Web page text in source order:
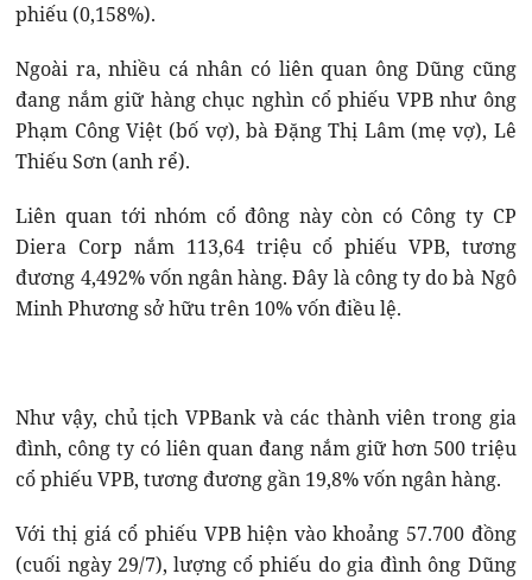
phiếu (0,158%).
Ngoài ra, nhiều cá nhân có liên quan ông Dũng cũng
đang nắm giữ hàng chục nghìn cổ phiếu VPB như ông
Phạm Công Việt (bố vợ), bà Đặng Thị Lâm (mẹ vợ), Lê
Thiếu Sơn (anh rể).
Liên quan tới nhóm cổ đông này còn có Công ty CP
Diera Corp nắm 113,64 triệu cổ phiếu VPB, tương
đương 4,492% vốn ngân hàng. Đây là công ty do bà Ngô
Minh Phương sở hữu trên 10% vốn điều lệ.
Như vậy, chủ tịch VPBank và các thành viên trong gia
đình, công ty có liên quan đang nắm giữ hơn 500 triệu
cổ phiếu VPB, tương đương gần 19,8% vốn ngân hàng.
Với thị giá cổ phiếu VPB hiện vào khoảng 57.700 đồng
(cuối ngày 29/7), lượng cổ phiếu do gia đình ông Dũng